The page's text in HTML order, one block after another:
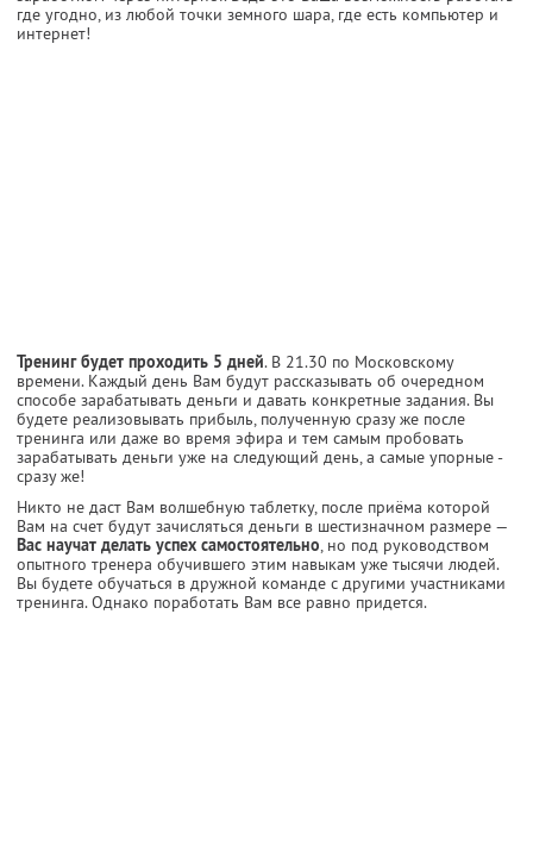
где угодно, из любой точки земного шара, где есть компьютер и
интернет!
Тренинг будет проходить 5 дней. В 21.30 по Московскому
времени. Каждый день Вам будут рассказывать об очередном
способе зарабатывать деньги и давать конкретные задания. Вы
будете реализовывать прибыль, полученную сразу же после
тренинга или даже во время эфира и тем самым пробовать
зарабатывать деньги уже на следующий день, а самые упорные -
сразу же!
Никто не даст Вам волшебную таблетку, после приёма которой
Вам на счет будут зачисляться деньги в шестизначном размере —
Вас научат делать успех самостоятельно, но под руководством
опытного тренера обучившего этим навыкам уже тысячи людей.
Вы будете обучаться в дружной команде с другими участниками
тренинга. Однако поработать Вам все равно придется.